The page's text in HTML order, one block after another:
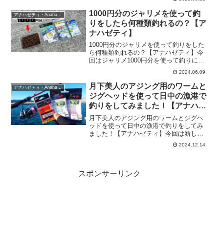
コンボ」を実釣インプレ！暖かい季節に
なってきましたが、果たしてどんな魚が
釣れるのでしょ...
アナハゼティ・Anahazeti
1000円分のジャリメを使って釣
りをしたら何種類釣れるの？【ア
ナハゼティ】
1000円分のジャリメを使って釣りをした
ら何種類釣れるの？【アナハゼティ】今
回はジャリメ1000円分を使って釣りにチ
ャレンジ！仕掛けは全て自由という条件
で、果たして何匹釣ることができるので
しょうか？？今回のアナハゼティは
『1000円分のシ...
2024.06.09
アナハゼティ・Anahazeti
月下美人のアジング用のワームと
ジグヘッドを使って日中の漁港で
釣りをしてみました！【アナハゼ
ティ】
月下美人のアジング用のワームとジグヘ
ッドを使って日中の漁港で釣りをしてみ
ました！【アナハゼティ】今回は新しく
月下美人のワームとジグヘッドを購入し
近所の海に釣りに行きました。料理動画
2024.12.14
スポンサーリンク